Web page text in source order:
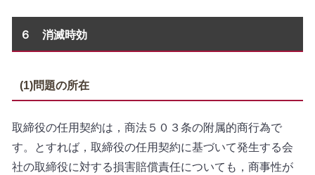
６ 消滅時効
(1)問題の所在
取締役の任用契約は，商法５０３条の附属的商行為で
す。とすれば，取締役の任用契約に基づいて発生する会
社の取締役に対する損害賠償責任についても，商事性が